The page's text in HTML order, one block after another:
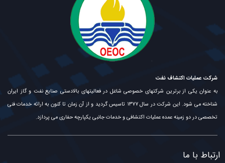
شرکت عملیات اکتشاف نفت
به عنوان یکی از برترین شرکتهای خصوصی شاغل در فعالیتهای بالادستی صنایع نفت و گاز ایران
شناخته می شود. این شرکت در سال ۱۳۷۷ تاسیس گردید و از آن زمان تا کنون به ارائه خدمات فنی
تخصصی در دو زمینه عمده عملیات اکتشافی و خدمات جانبی یکپارچه حفاری می پردازد.
ارتباط با ما